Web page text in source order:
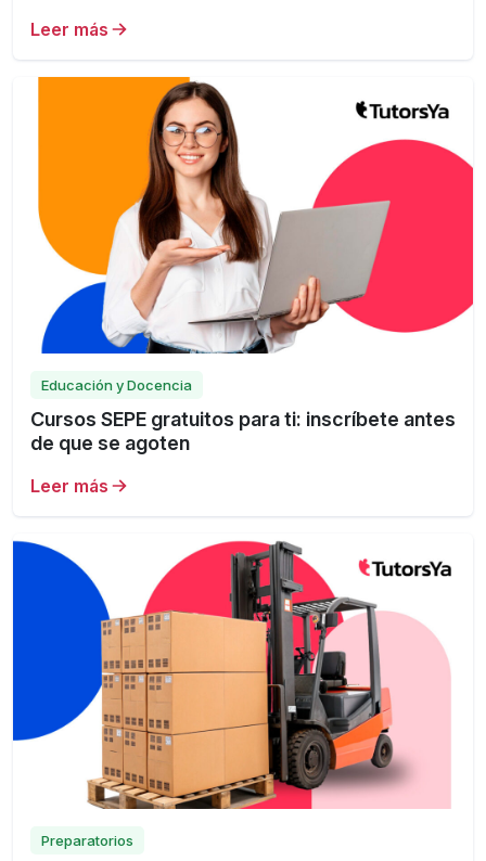
Leer más
Educación y Docencia
Cursos SEPE gratuitos para ti: inscríbete antes
de que se agoten
Leer más
Preparatorios